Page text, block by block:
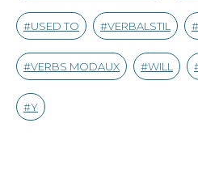
USED TO VERBALSTIL
VERBS MODAUX WILL
Y